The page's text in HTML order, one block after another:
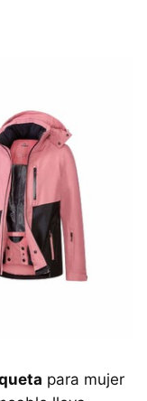
para mujer